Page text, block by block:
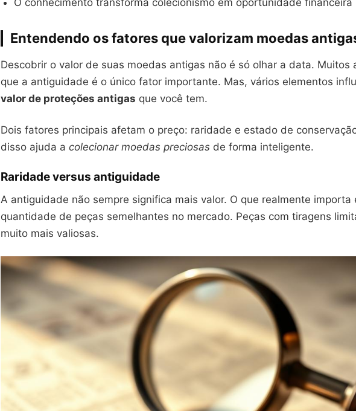
O conhecimento transforma colecionismo em oportunidade financeira
Entendendo os fatores que valorizam moedas
Descobrir o valor de suas moedas antigas não é só olhar a data. Muitos
que a antiguidade é o único fator importante. Mas, vários elementos
valor de proteções antigas que você tem.
Dois fatores principais afetam o preço: raridade e estado de
disso ajuda a colecionar moedas preciosas de forma inteligente.
Raridade versus antiguidade
A antiguidade não sempre significa mais valor. O que realmente importa
quantidade de peças semelhantes no mercado. Peças com tiragens
muito mais valiosas.